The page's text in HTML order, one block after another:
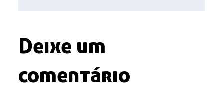
Deixe um
comentário